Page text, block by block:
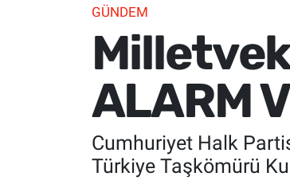
GÜNDEM
ALARM
Cumhuriyet Halk
Türkiye Taşkömürü